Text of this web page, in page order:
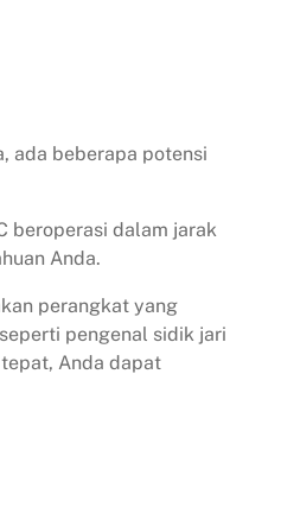
ada beberapa potensi
beroperasi dalam jarak
Anda.
perangkat yang
pengenal sidik jari
Anda dapat